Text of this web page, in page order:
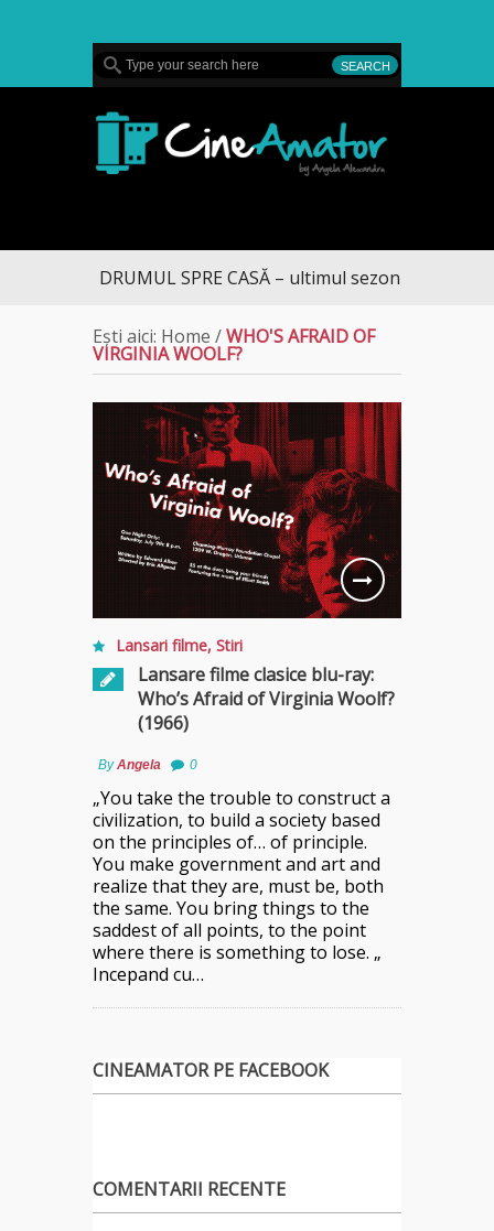
DRUMUL SPRE CASĂ – ultimul sezon te aduce la
Ești aici: Home /WHO'S AFRAID OF
VIRGINIA WOOLF?
Lansari filme, Stiri
Lansare filme clasice blu-ray:
Who’s Afraid of Virginia Woolf?
(1966)
ByAngela 0
„You take the trouble to construct a
civilization, to build a society based
on the principles of… of principle.
You make government and art and
realize that they are, must be, both
the same. You bring things to the
saddest of all points, to the point
where there is something to lose. „
Incepand cu…
CINEAMATOR PE FACEBOOK
COMENTARII RECENTE